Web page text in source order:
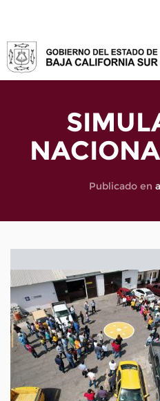
Publicado en